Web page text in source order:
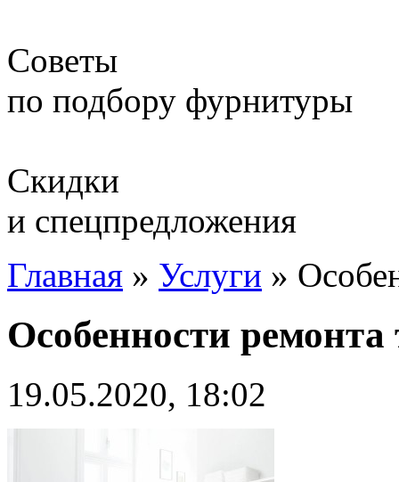
Советы
по подбору фурнитуры
Скидки
и спецпредложения
Главная » Услуги »
Особенности ремонта
19.05.2020, 18:02